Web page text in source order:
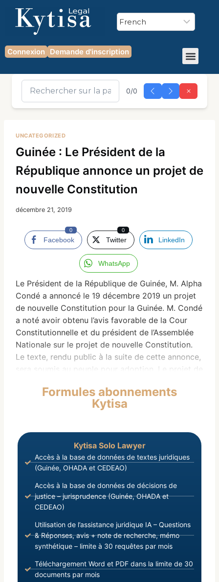
Connexion Demande d'inscription
0/0
UNCATEGORIZED
Guinée : Le Président de la
République annonce un projet de
nouvelle Constitution
décembre 21, 2019
Facebook
0
Twitter
0
LinkedIn
WhatsApp
Le Président de la République de Guinée, M. Alpha
Condé a annoncé le 19 décembre 2019 un projet
de nouvelle Constitution pour la Guinée. M. Condé
a noté avoir obtenu l’avis favorable de la Cour
Constitutionnelle et du président de l’Assemblée
Nationale sur le projet de nouvelle Constitution.
Le texte, rendu public à la suite de cette annonce,
sera soumis au peuple pour adoption. Le projet de
passer la durée du mandat présidentiel de cinq à
six ans « renouvelable une fois » (article 40 du
Formules abonnements
Kytisa
Kytisa Solo Lawyer
Accès à la base de données de textes juridiques
(Guinée, OHADA et CEDEAO)
Accès à la base de données de décisions de
justice – jurisprudence (Guinée, OHADA et
CEDEAO)
Utilisation de l’assistance juridique IA – Questions
& Réponses, avis + note de recherche, mémo
synthétique – limite à 30 requêtes par mois
Téléchargement Word et PDF dans la limite de 30
documents par mois